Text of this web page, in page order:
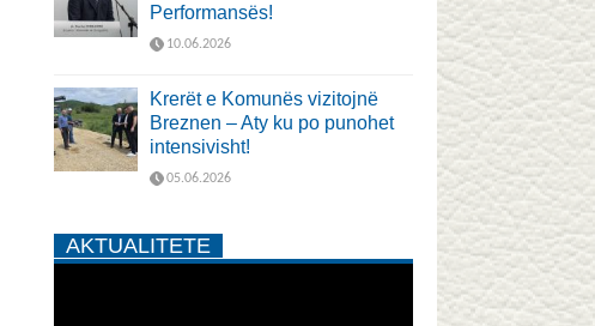
Performansës!
10.06.2026
Krerët e Komunës vizitojnë
Breznen – Aty ku po punohet
intensivisht!
05.06.2026
AKTUALITETE